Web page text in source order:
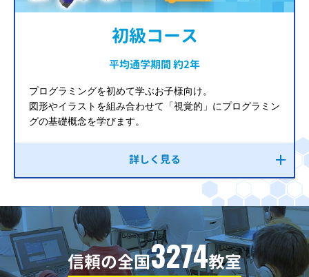
初級コース
平均通学期間 約2年
プログラミングを初めて学ぶお子様向け。
図形やイラストを組み合わせて「視覚的」にプログラミン
グの基礎概念を学びます。
詳しく見る
信頼の全国3274教室